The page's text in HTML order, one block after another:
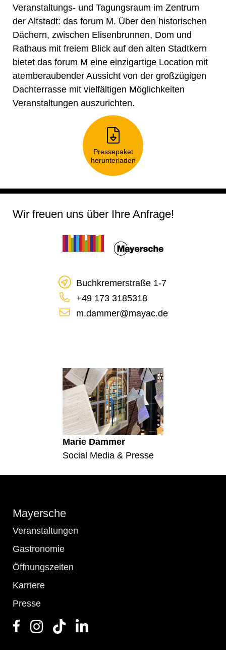
Veranstaltungs- und Tagungsraum im Zentrum
der Altstadt: das forum M. Über den historischen
Dächern, zwischen Elisenbrunnen, Dom und
Rathaus mit freiem Blick auf den alten Stadtkern
bietet das forum M eine einzigartige Location mit
atemberaubender Aussicht von der großzügigen
Dachterrasse mit vielfältigen Möglichkeiten
Veranstaltungen auszurichten.
Pressepaket
herunterladen
Wir freuen uns über Ihre Anfrage!
Buchkremerstraße 1-7
+49 173 3185318
m.dammer@mayac.de
Marie Dammer
Social Media & Presse
Mayersche
Veranstaltungen
Gastronomie
Öffnungszeiten
Karriere
Presse